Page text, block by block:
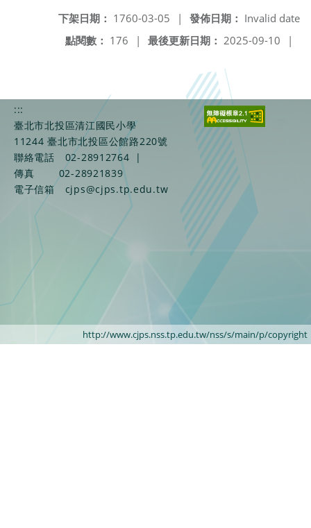
發佈日期： Invalid date
下架日期： 1760-03-05
|
最後更新日期： 2025-09-10 |
點閱數： 176 |
:::
臺北市北投區清江國民小學
11244 臺北市北投區公館路220號
聯絡電話
02-28912764
|
傳真
02-28921839
電子信箱
cjps@cjps.tp.edu.tw
http://www.cjps.nss.tp.edu.tw/nss/s/main/p/copyright